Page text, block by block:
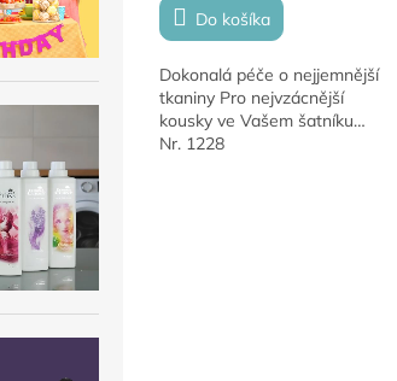
Do košíka
Dokonalá péče o nejjemnější
tkaniny Pro nejvzácnější
kousky ve Vašem šatníku…
Nr. 1228